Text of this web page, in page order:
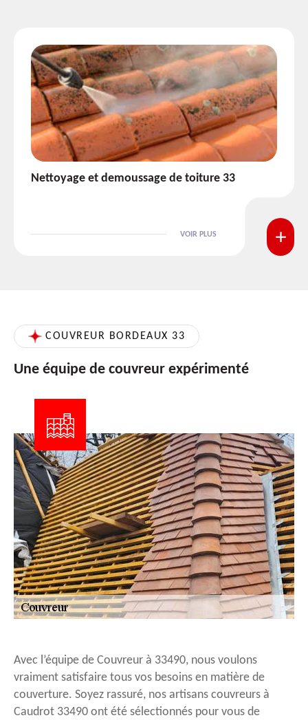
Etanchéité toiture 33
VOIR PLUS
COUVREUR BORDEAUX 33
Une équipe de couvreur expérimenté
Avec l’équipe de Couvreur à 33490, nous voulons
vraiment satisfaire tous vos besoins en matière de
couverture. Soyez rassuré, nos artisans couvreurs à
Caudrot 33490 ont été sélectionnés pour vous de